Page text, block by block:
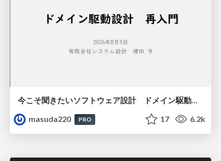
今こそ聞きたいソフトウェア設計 ドメイン駆動設計再入門
masuda220
PRO 17 6.2k